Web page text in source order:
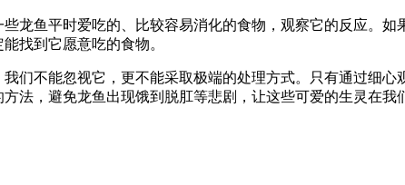
龙鱼平时爱吃的、比较容易消化的食物，观察它的反应。
找到它愿意吃的食物。
们不能忽视它，更不能采取极端的处理方式。只有通过细
法，避免龙鱼出现饿到脱肛等悲剧，让这些可爱的生灵在我